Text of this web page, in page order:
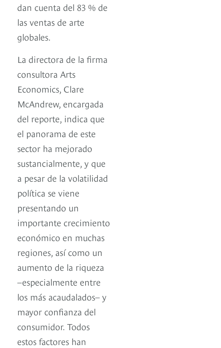
dan cuenta del 83 % de
las ventas de arte
globales.
La directora de la firma
consultora Arts
Economics, Clare
McAndrew, encargada
del reporte, indica que
el panorama de este
sector ha mejorado
sustancialmente, y que
a pesar de la volatilidad
política se viene
presentando un
importante crecimiento
económico en muchas
regiones, así como un
aumento de la riqueza
–especialmente entre
los más acaudalados– y
mayor confianza del
consumidor. Todos
estos factores han